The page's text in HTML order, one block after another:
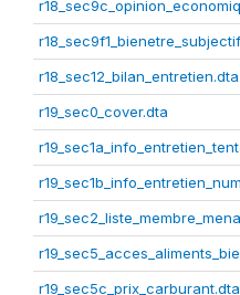
r18_sec12_bilan_entretien.dta
r19_sec0_cover.dta
r19_sec5c_prix_carburant.dta